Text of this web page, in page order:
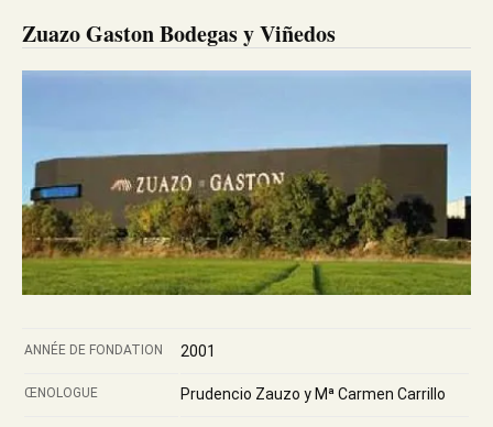
Zuazo Gaston Bodegas y Viñedos
ANNÉE DE FONDATION 2001
ŒNOLOGUE Prudencio Zauzo y Mª Carmen Carrillo